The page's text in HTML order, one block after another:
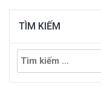
TÌM KIẾM
Tìm
kiếm
cho: